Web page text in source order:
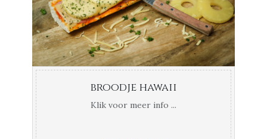
broodje hawaii
Klik voor meer info ...